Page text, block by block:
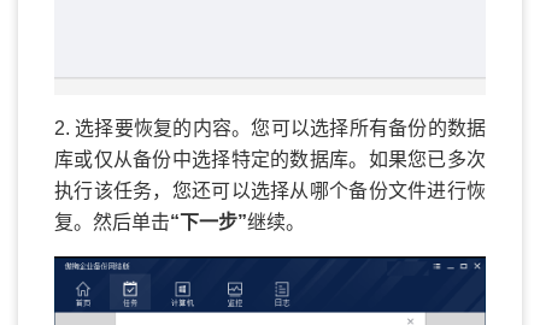
2. 选择要恢复的内容。您可以选择所有备份的数据
库或仅从备份中选择特定的数据库。如果您已多次
执行该任务，您还可以选择从哪个备份文件进行恢
复。然后单击“下一步”继续。